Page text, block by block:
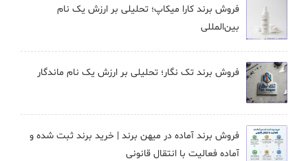
فروش برند کارا ميكاپ؛ تحلیلی بر ارزش یک نام
بین‌المللی
فروش برند تک نگار؛ تحلیلی بر ارزش یک نام ماندگار
فروش برند آماده در میهن برند | خرید برند ثبت شده و
آماده فعالیت با انتقال قانونی